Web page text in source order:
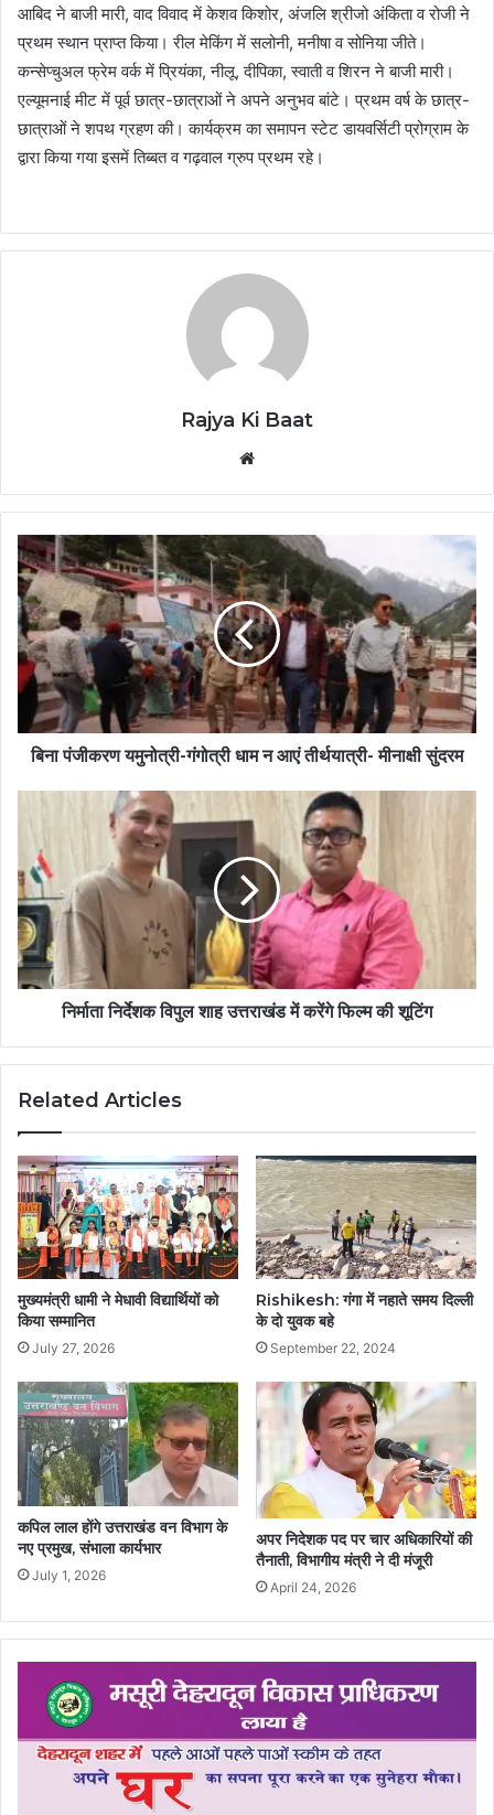
आबिद ने बाजी मारी, वाद विवाद में केशव किशोर, अंजलि श्रीजो अंकिता व रोजी ने
प्रथम स्थान प्राप्त किया। रील मेकिंग में सलोनी, मनीषा व सोनिया जीते।
कन्सेप्चुअल फ्रेम वर्क में प्रियंका, नीलू, दीपिका, स्वाती व शिरन ने बाजी मारी।
एल्यूमनाई मीट में पूर्व छात्र-छात्राओं ने अपने अनुभव बांटे। प्रथम वर्ष के छात्र-
छात्राओं ने शपथ ग्रहण की। कार्यक्रम का समापन स्टेट डायवर्सिटी प्रोग्राम के
द्वारा किया गया इसमें तिब्बत व गढ़वाल ग्रुप प्रथम रहे।
Rajya Ki Baat
बिना पंजीकरण यमुनोत्री-गंगोत्री धाम न आएं तीर्थयात्री- मीनाक्षी सुंदरम
निर्माता निर्देशक विपुल शाह उत्तराखंड में करेंगे फिल्म की शूटिंग
Related Articles
मुख्यमंत्री धामी ने मेधावी विद्यार्थियों को
किया सम्मानित
July 27, 2026
Rishikesh: गंगा में नहाते समय दिल्ली
के दो युवक बहे
September 22, 2024
कपिल लाल होंगे उत्तराखंड वन विभाग के
नए प्रमुख, संभाला कार्यभार
July 1, 2026
अपर निदेशक पद पर चार अधिकारियों की
तैनाती, विभागीय मंत्री ने दी मंजूरी
April 24, 2026